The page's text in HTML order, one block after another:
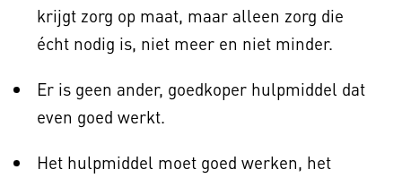
krijgt zorg op maat, maar alleen zorg die
écht nodig is, niet meer en niet minder.
Er is geen ander, goedkoper hulpmiddel dat
even goed werkt.
Het hulpmiddel moet goed werken, het